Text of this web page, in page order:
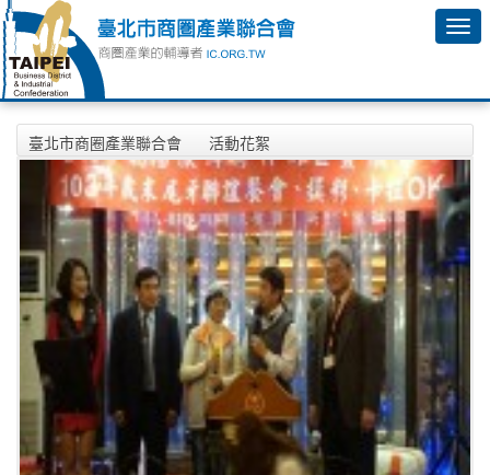
臺北市商圈產業聯合會
活動花絮
103年歲末尾牙聯誼餐會